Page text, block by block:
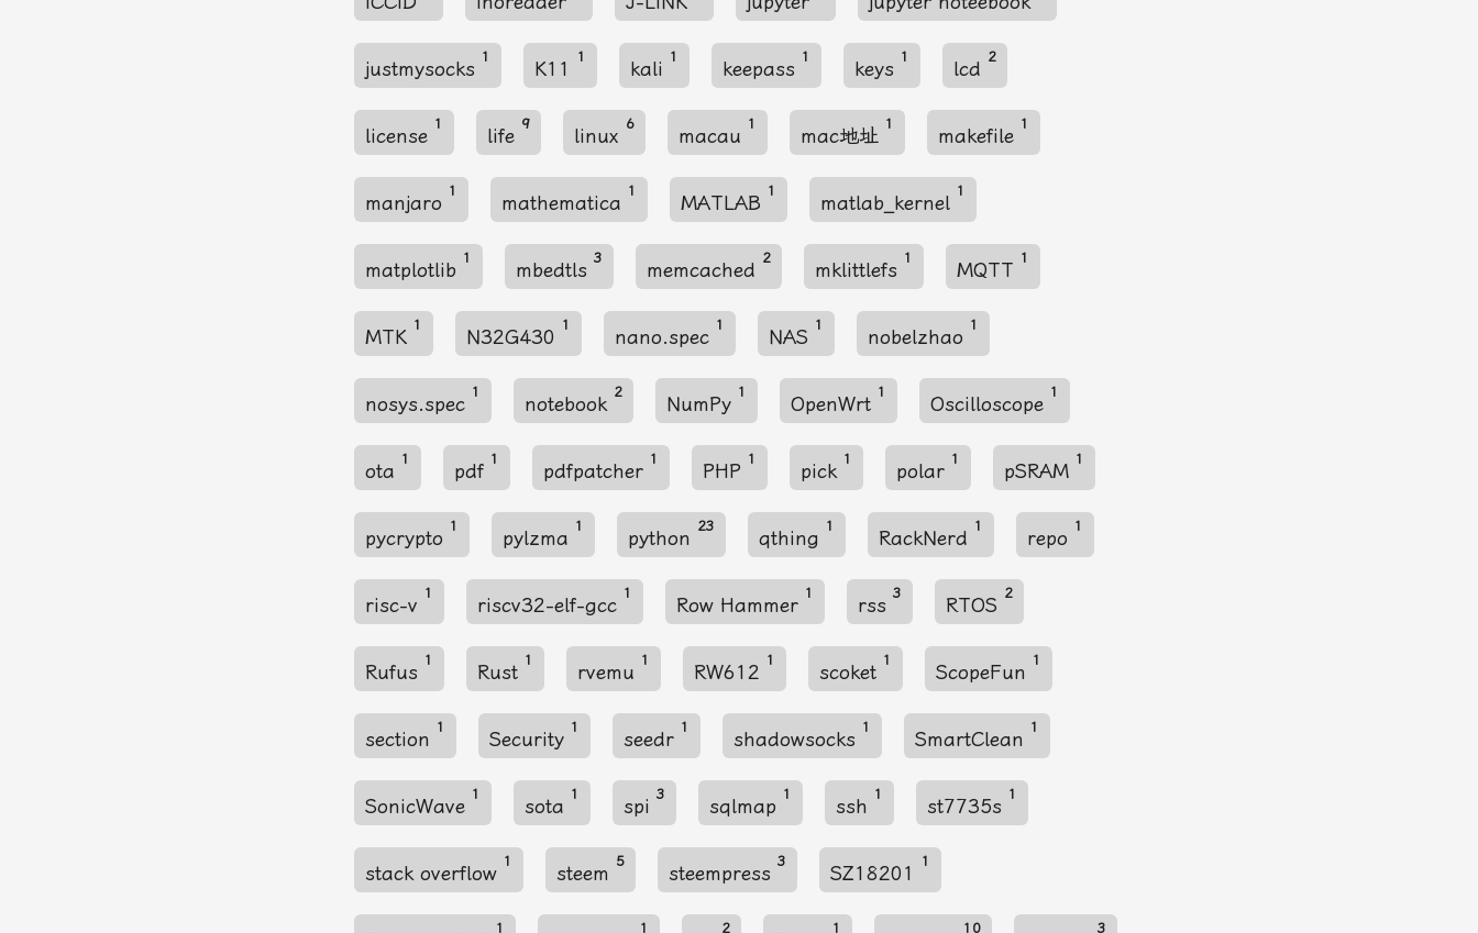
justmysocks
1
K11
1
kali
1
keepass
1
keys
1
lcd
2
license
1
life
9
linux
6
macau
1
mac地址
1
makefile
1
manjaro
1
mathematica
1
MATLAB
1
matlab_kernel
1
matplotlib
1
mbedtls
3
memcached
2
mklittlefs
1
MQTT
1
MTK
1
N32G430
1
nano.spec
1
NAS
1
nobelzhao
1
nosys.spec
1
notebook
2
NumPy
1
OpenWrt
1
Oscilloscope
1
ota
1
pdf
1
pdfpatcher
1
PHP
1
pick
1
polar
1
pSRAM
1
pycrypto
1
pylzma
1
python
23
qthing
1
RackNerd
1
repo
1
risc-v
1
riscv32-elf-gcc
1
Row Hammer
1
rss
3
RTOS
2
Rufus
1
Rust
1
rvemu
1
RW612
1
scoket
1
ScopeFun
1
section
1
Security
1
seedr
1
shadowsocks
1
SmartClean
1
SonicWave
1
sota
1
spi
3
sqlmap
1
ssh
1
st7735s
1
stack overflow
1
steem
5
steempress
3
SZ18201
1
1 1 2 1 10 3